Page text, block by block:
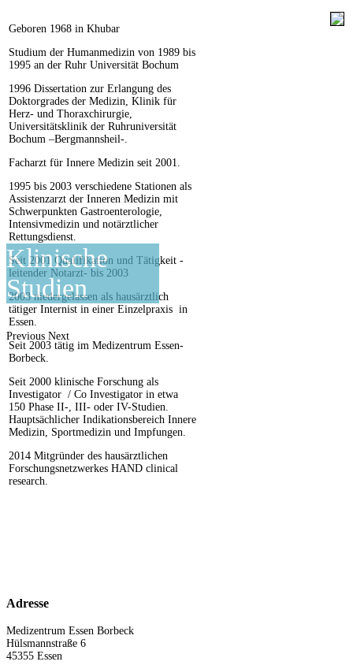
Klinische
Studien
Previous Next
Geboren 1968 in Khubar
Studium der Humanmedizin von 1989 bis
1995 an der Ruhr Universität Bochum
1996 Dissertation zur Erlangung des
Doktorgrades der Medizin, Klinik für
Herz- und Thoraxchirurgie,
Universitätsklinik der Ruhruniversität
Bochum –Bergmannsheil-.
Facharzt für Innere Medizin seit 2001.
1995 bis 2003 verschiedene Stationen als
Assistenzarzt der Inneren Medizin mit
Schwerpunkten Gastroenterologie,
Intensivmedizin und notärztlicher
Rettungsdienst.
Seit 2001 Qualifikation und Tätigkeit -
leitender Notarzt- bis 2003
2003 niedergelassen als hausärztlich
tätiger Internist in einer Einzelpraxis in
Essen.
Seit 2003 tätig im Medizentrum Essen-
Borbeck.
Seit 2000 klinische Forschung als
Investigator / Co Investigator in etwa
150 Phase II-, III- oder IV-Studien.
Hauptsächlicher Indikationsbereich Innere
Medizin, Sportmedizin und Impfungen.
2014 Mitgründer des hausärztlichen
Forschungsnetzwerkes HAND clinical
research.
Adresse
Medizentrum Essen Borbeck
Hülsmannstraße 6
45355 Essen